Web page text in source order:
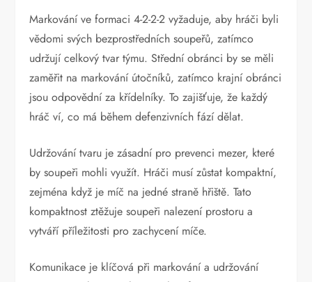
Markování ve formaci 4-2-2-2 vyžaduje, aby hráči byli
vědomi svých bezprostředních soupeřů, zatímco
udržují celkový tvar týmu. Střední obránci by se měli
zaměřit na markování útočníků, zatímco krajní obránci
jsou odpovědní za křídelníky. To zajišťuje, že každý
hráč ví, co má během defenzivních fází dělat.
Udržování tvaru je zásadní pro prevenci mezer, které
by soupeři mohli využít. Hráči musí zůstat kompaktní,
zejména když je míč na jedné straně hřiště. Tato
kompaktnost ztěžuje soupeři nalezení prostoru a
vytváří příležitosti pro zachycení míče.
Komunikace je klíčová při markování a udržování